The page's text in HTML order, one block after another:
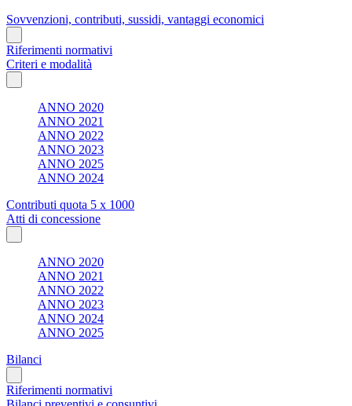
Sovvenzioni, contributi, sussidi, vantaggi economici
Riferimenti normativi
Criteri e modalità
ANNO 2020
ANNO 2021
ANNO 2022
ANNO 2023
ANNO 2025
ANNO 2024
Contributi quota 5 x 1000
Atti di concessione
ANNO 2020
ANNO 2021
ANNO 2022
ANNO 2023
ANNO 2024
ANNO 2025
Bilanci
Riferimenti normativi